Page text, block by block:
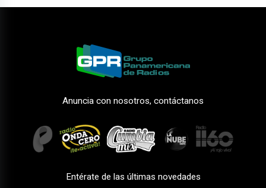
Anuncia con nosotros, contáctanos
Entérate de las últimas novedades